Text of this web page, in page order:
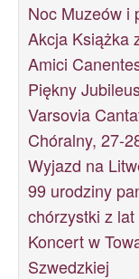
Noc Muzeów i
Akcja Książka
Amici
Piękny
Varsovia
Chóralny, 27-
Wyjazd na
99 urodziny
chórzystki z lat
Koncert w
Szwedzkiej